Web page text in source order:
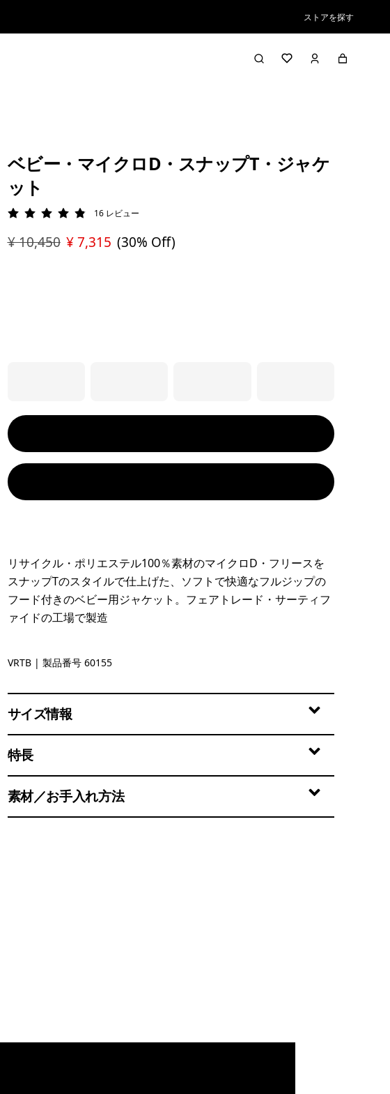
ストアを探す
ベビー・マイクロD・スナップT・ジャケ
ット
評価: 4.9 / 5
16 レビュー
¥ 10,450 ¥ 7,315 (30% Off)
リサイクル・ポリエステル100％素材のマイクロD・フリースを
スナップTのスタイルで仕上げた、ソフトで快適なフルジップの
フード付きのベビー用ジャケット。フェアトレード・サーティフ
ァイドの工場で製造
Virtually Blue
VRTB | 製品番号 60155
サイズ情報
特長
素材／お手入れ方法